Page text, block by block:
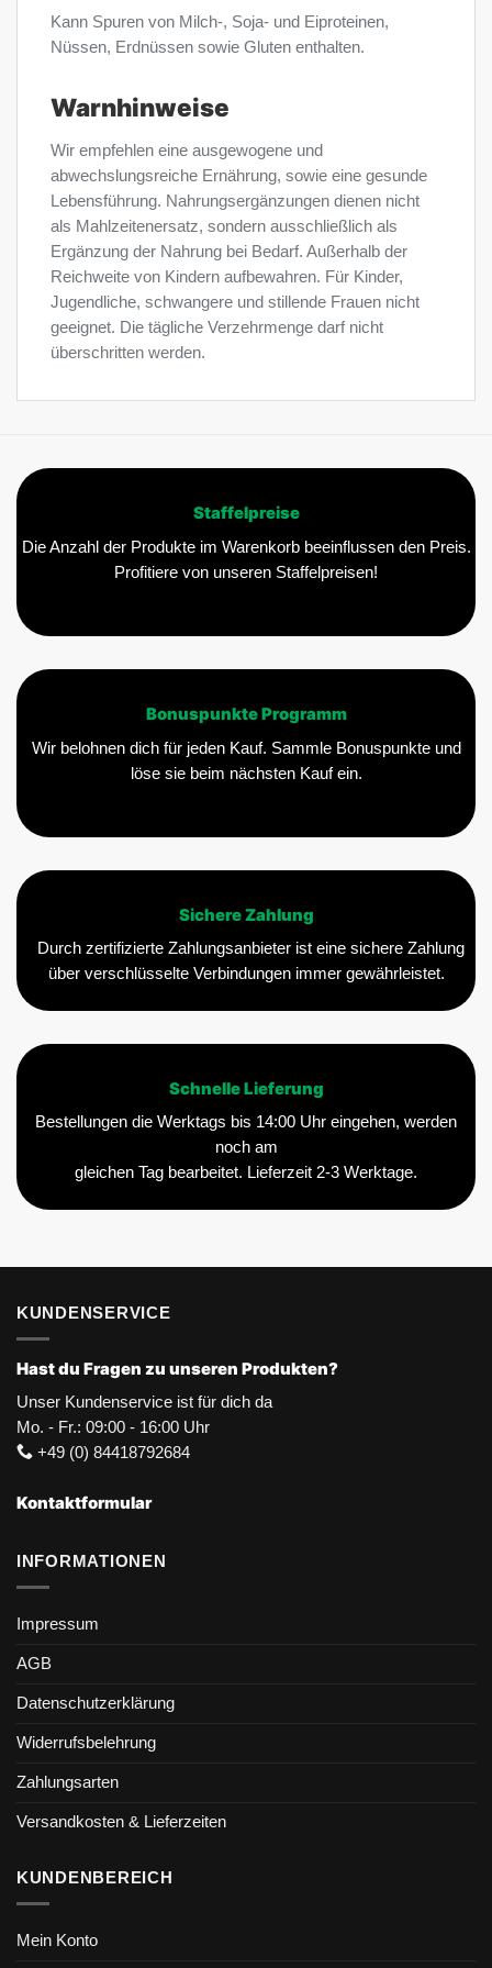
Kann Spuren von Milch-, Soja- und Eiproteinen,
Nüssen, Erdnüssen sowie Gluten enthalten.
Warnhinweise
Wir empfehlen eine ausgewogene und
abwechslungsreiche Ernährung, sowie eine gesunde
Lebensführung. Nahrungsergänzungen dienen nicht
als Mahlzeitenersatz, sondern ausschließlich als
Ergänzung der Nahrung bei Bedarf. Außerhalb der
Reichweite von Kindern aufbewahren. Für Kinder,
Jugendliche, schwangere und stillende Frauen nicht
geeignet. Die tägliche Verzehrmenge darf nicht
überschritten werden.
Staffelpreise
Die Anzahl der Produkte im Warenkorb beeinflussen den Preis.
Profitiere von unseren Staffelpreisen!
Bonuspunkte Programm
Wir belohnen dich für jeden Kauf. Sammle Bonuspunkte und
löse sie beim nächsten Kauf ein.
Sichere Zahlung
Durch zertifizierte Zahlungsanbieter ist eine sichere Zahlung
über verschlüsselte Verbindungen immer gewährleistet.
Schnelle Lieferung
Bestellungen die Werktags bis 14:00 Uhr eingehen, werden
noch am
gleichen Tag bearbeitet. Lieferzeit 2-3 Werktage.
KUNDENSERVICE
Hast du Fragen zu unseren Produkten?
Unser Kundenservice ist für dich da
Mo. - Fr.: 09:00 - 16:00 Uhr
+49 (0) 84418792684
Kontaktformular
INFORMATIONEN
Impressum
AGB
Datenschutzerklärung
Widerrufsbelehrung
Zahlungsarten
Versandkosten & Lieferzeiten
KUNDENBEREICH
Mein Konto